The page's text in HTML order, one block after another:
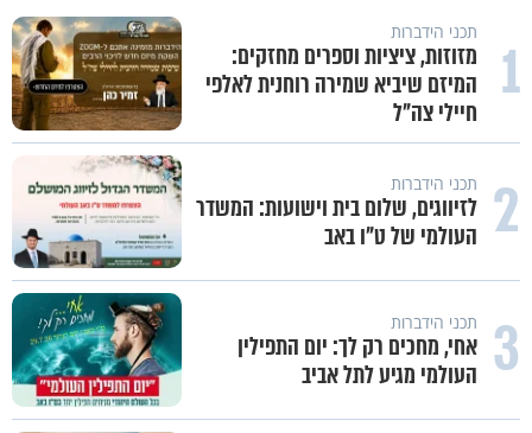
1 תכני הידברות
מזוזות, ציציות וספרים מחזקים:
המיזם שיביא שמירה רוחנית לאלפי
חיילי צה"ל
2 תכני הידברות
לזיווגים, שלום בית וישועות: המשדר
העולמי של ט"ו באב
3 תכני הידברות
אחי, מחכים רק לך: יום התפילין
העולמי מגיע לתל אביב